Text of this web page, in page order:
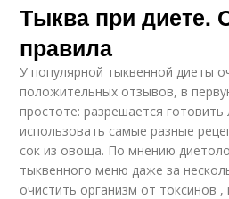
Тыква при диете.
правила
У популярной тыквенной диеты
положительных отзывов, в
простоте: разрешается
использовать самые разные
сок из овоща. По мнению
тыквенного меню даже за
очистить организм от токсинов